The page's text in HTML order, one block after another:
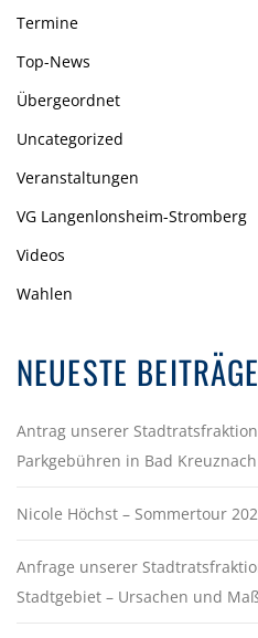
Termine
Top-News
Übergeordnet
Uncategorized
Veranstaltungen
VG Langenlonsheim-Stromberg
Videos
Wahlen
NEUESTE BEITRÄGE
Antrag unserer
Parkgebühren in Bad Kreuznach
Nicole Höchst – Sommertour
Anfrage unserer
Stadtgebiet – Ursachen und